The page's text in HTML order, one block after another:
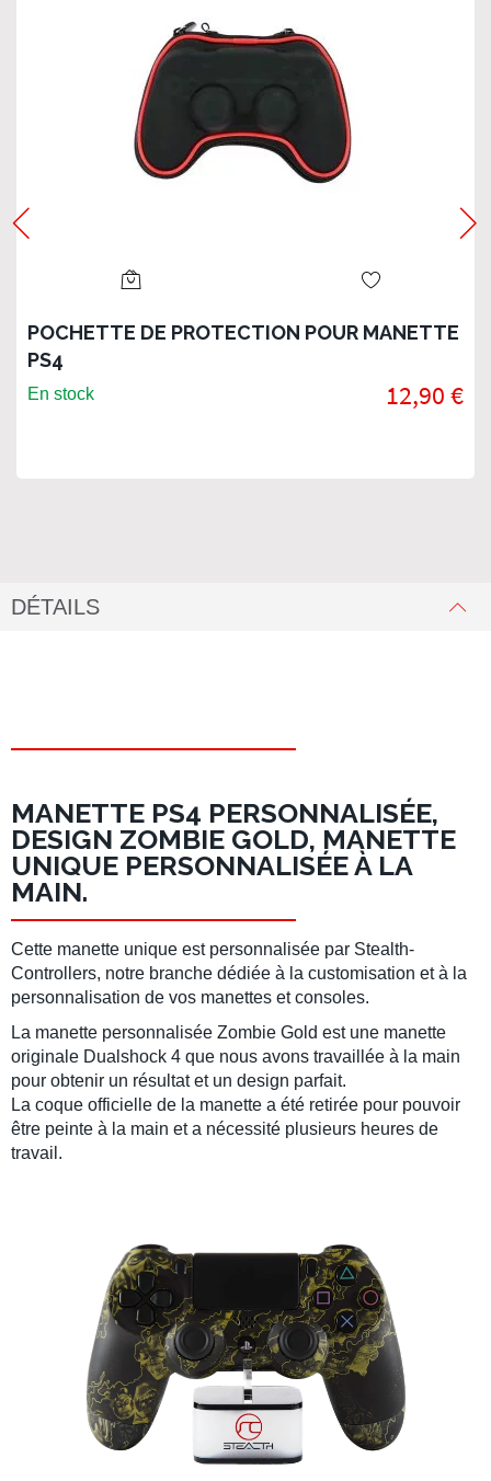
POCHETTE DE PROTECTION POUR MANETTE
PS4
En stock 12,90 €
DÉTAILS
MANETTE PS4 PERSONNALISÉE,
DESIGN ZOMBIE GOLD, MANETTE
UNIQUE PERSONNALISÉE À LA
MAIN.
Cette manette unique est personnalisée par Stealth-
Controllers, notre branche dédiée à la customisation et à la
personnalisation de vos manettes et consoles.
La manette personnalisée Zombie Gold est une manette
originale Dualshock 4 que nous avons travaillée à la main
pour obtenir un résultat et un design parfait.
La coque officielle de la manette a été retirée pour pouvoir
être peinte à la main et a nécessité plusieurs heures de
travail .